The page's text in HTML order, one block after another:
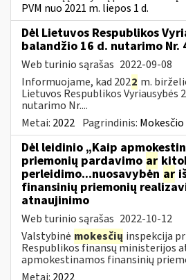
PVM nuo 2021 m. liepos 1 d.
Dėl Lietuvos Respublikos
balandžio 16 d. nutarimo Nr.
Web turinio sąrašas 2022-09-08
Informuojame, kad 2022 m.
Lietuvos Respublikos Vyriausybės
nutarimo Nr....
Metai: 2022 Pagrindinis:
Dėl leidinio „Kaip
priemonių pardavimo ar
perleidimo...nuosavybėn ar
finansinių priemonių
atnaujinimo
Web turinio sąrašas 2022-10-12
Valstybinė mokesčių inspekcija
Respublikos finansų ministerijos
apmokestinamos finansinių
Metai: 2022